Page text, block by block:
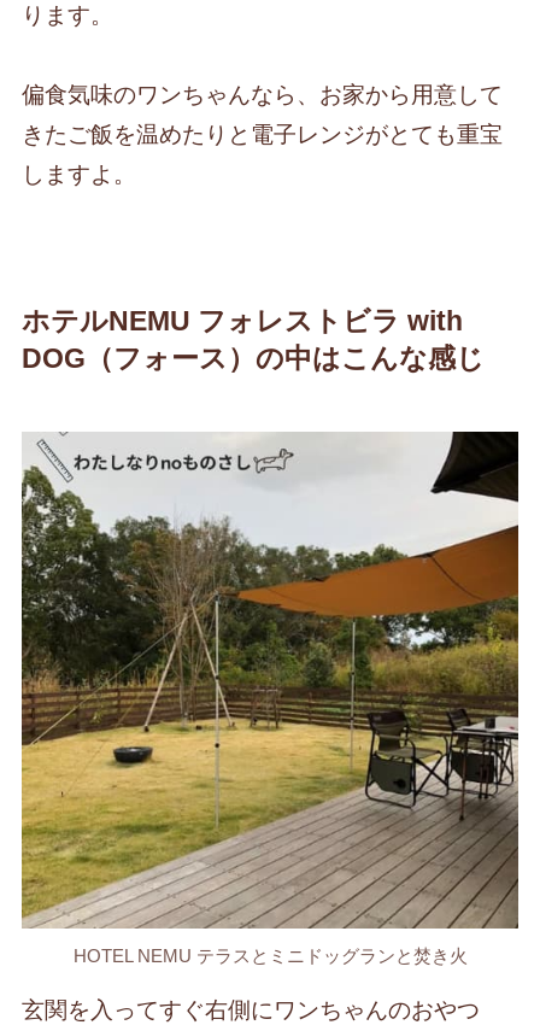
ります。
偏食気味のワンちゃんなら、お家から用意して
きたご飯を温めたりと電子レンジがとても重宝
しますよ。
ホテルNEMU フォレストビラ with
DOG（フォース）の中はこんな感じ
HOTEL NEMU テラスとミニドッグランと焚き火
玄関を入ってすぐ右側にワンちゃんのおやつ